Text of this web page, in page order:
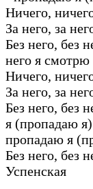
Ничего,
За него, за
Без него, без
него я
Ничего,
За него, за
Без него, без
я (пропадаю я)
пропадаю я
Без него, без
Успенская